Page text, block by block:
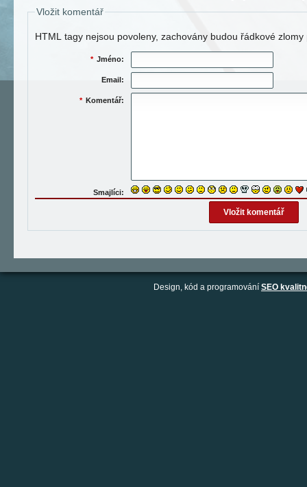
Vložit komentář
HTML tagy nejsou povoleny, zachovány budou řádkové
* Jméno:
Email:
* Komentář:
Smajlíci:
Design, kód a programování SEO